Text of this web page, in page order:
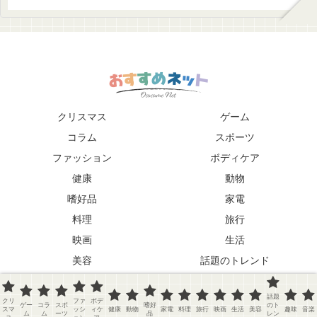
クリスマス
ゲーム
コラム
スポーツ
ファッション
ボディケア
健康
動物
嗜好品
家電
料理
旅行
映画
生活
美容
話題のトレンド
趣味
Copyright © 2026 おすすめネット
クリ
スマ
ゲー
ム
コラ
ム
スポ
ーツ
ファ
ッシ
ボデ
ィケ
健康 動物
嗜好
品
家電 料理 旅行 映画 生活 美容
話題
のト
レン
趣味 音楽